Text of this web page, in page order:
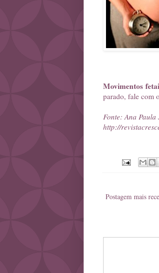
Movimentos
parado, fale com
Fonte: Ana
http://
Postagem mais